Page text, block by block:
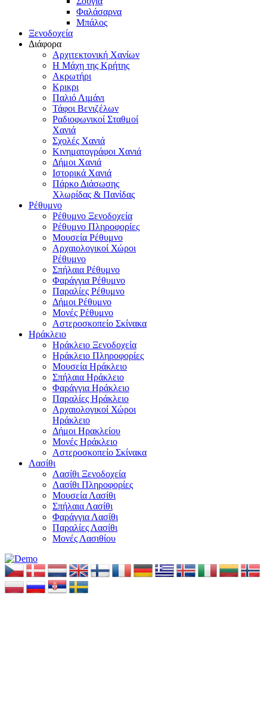
Φαλάσαρνα
Μπάλος
Ξενοδοχεία
Διάφορα
Αρχιτεκτονική Χανίων
Η Μάχη της Κρήτης
Ακρωτήρι
Κρικρι
Παλιό Λιμάνι
Τάφοι Βενιζέλων
Ραδιοφωνικοί Σταθμοί
Χανιά
Σχολές Χανιά
Κινηματογράφοι Χανιά
Δήμοι Χανιά
Ιστορικά Χανιά
Πάρκο Διάσωσης
Χλωρίδας & Πανίδας
Ρέθυμνο
Ρέθυμνο Ξενοδοχεία
Ρέθυμνο Πληροφορίες
Μουσεία Ρέθυμνο
Αρχαιολογικοί Χώροι
Ρέθυμνο
Σπήλαια Ρέθυμνο
Φαράγγια Ρέθυμνο
Παραλίες Ρέθυμνο
Δήμοι Ρέθυμνο
Μονές Ρέθυμνο
Αστεροσκοπείο Σκίνακα
Ηράκλειο
Ηράκλειο Ξενοδοχεία
Ηράκλειο Πληροφορίες
Μουσεία Ηράκλειο
Σπήλαια Ηράκλειο
Φαράγγια Ηράκλειο
Παραλίες Ηράκλειο
Αρχαιολογικοί Χώροι
Ηράκλειο
Δήμοι Ηρακλείου
Μονές Ηράκλειο
Αστεροσκοπείο Σκίνακα
Λασίθι
Λασίθι Ξενοδοχεία
Λασίθι Πληροφορίες
Μουσεία Λασίθι
Σπήλαια Λασίθι
Φαράγγια Λασίθι
Παραλίες Λασίθι
Μονές Λασιθίου